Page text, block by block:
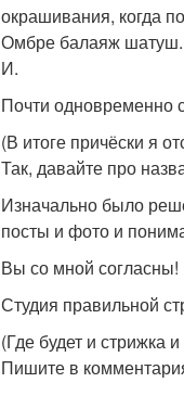
окрашивания, когда
Омбре балаяж шатуш.
И.
Почти одновременно
(В итоге причёски я
Так, давайте про
Изначально было
посты и фото и
Вы со мной согласны!
Студия правильной
(Где будет и стрижка и
Пишите в